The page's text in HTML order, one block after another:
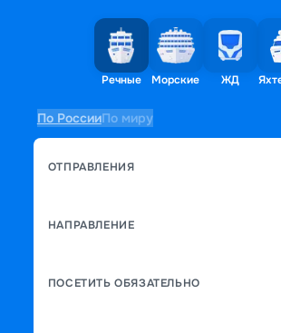
Речные Морские ЖД
По РоссииПо миру
ОТПРАВЛЕНИЯ
НАПРАВЛЕНИЕ
ПОСЕТИТЬ ОБЯЗАТЕЛЬНО